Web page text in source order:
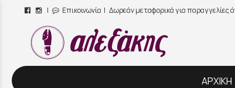
| Επικοινωνία | Δωρεάν μεταφορικά για παραγγελίες
/
ΑΡΧΙΚΗ